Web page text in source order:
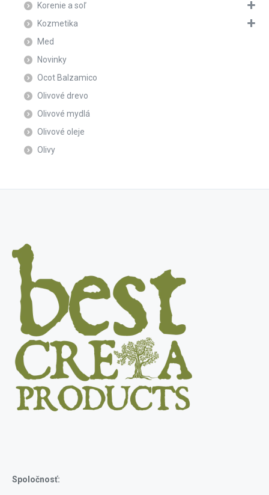
Korenie a soľ
Kozmetika
Med
Novinky
Ocot Balzamico
Olivové drevo
Olivové mydlá
Olivové oleje
Olivy
Spoločnosť: